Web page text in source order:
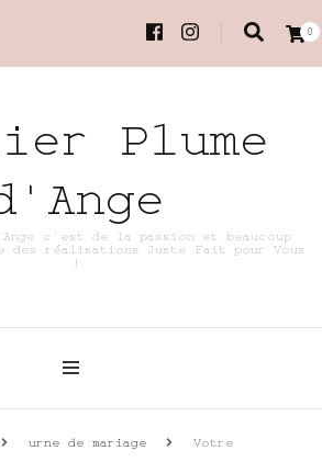
0
Plume
c'est de la passion et beaucoup
des réalisations Juste Fait pour Vous
!
urne de mariage Votre